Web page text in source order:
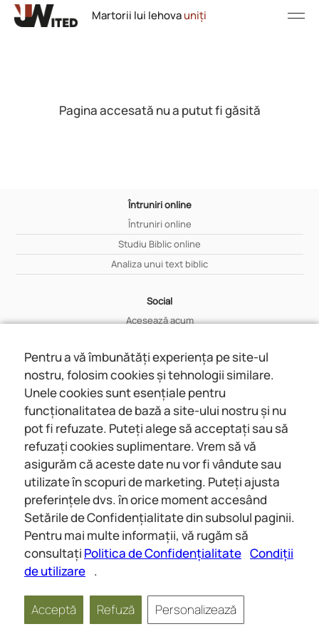
Martorii lui Iehovauniți
Pagina accesată nu a putut fi găsită
Întruniri online
Întruniri online
Studiu Biblic online
Analiza unui text biblic
Social
Acesează acum
Wiki
Află mai multe
Despre noi
Despre noi
Contact
Întruniri online
Social
Despre noi
Copyright © 2026 jwunited.org
Politica de
Confidențialitate
Condiții de
utilizare
Setări de
Confidențialitate
Pentru a vă îmbunătăți experiența pe site-ul
nostru, folosim cookies și tehnologii similare.
Unele cookies sunt esențiale pentru
funcționalitatea de bază a site-ului nostru și nu
pot fi refuzate. Puteți alege să acceptați sau să
refuzați cookies suplimentare. Vrem să vă
asigurăm că aceste date nu vor fi vândute sau
utilizate în scopuri de marketing. Puteți ajusta
preferințele dvs. în orice moment accesând
Setările de Confidențialitate din subsolul paginii.
Pentru mai multe informații, vă rugăm să
consultați Politica de Confidențialitate Condiții
de utilizare .
Acceptă Refuză Personalizează